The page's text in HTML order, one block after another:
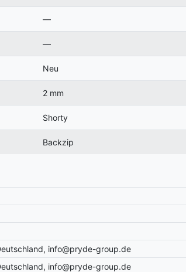
—
—
Neu
2 mm
Shorty
Backzip
info@pryde-group.de
info@pryde-group.de